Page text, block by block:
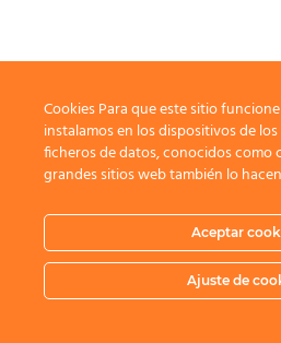
Cookies Para que este sitio
instalamos en los dispositivos de
ficheros de datos, conocidos como
grandes sitios web también lo
Aceptar
Ajuste de